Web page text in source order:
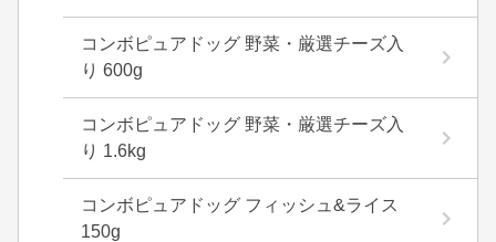
コンボピュアドッグ 野菜・厳選チーズ入
り 600g
コンボピュアドッグ 野菜・厳選チーズ入
り 1.6kg
コンボピュアドッグ フィッシュ&ライス
150g